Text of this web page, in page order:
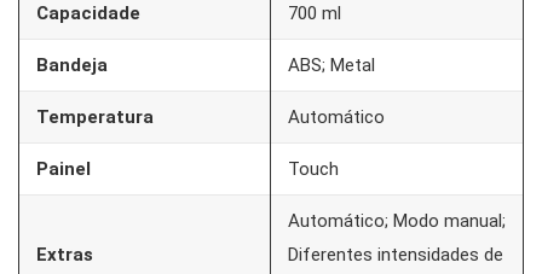
Capacidade 700 ml
Bandeja ABS; Metal
Temperatura Automático
Painel Touch
Extras
Automático; Modo manual;
Diferentes intensidades de